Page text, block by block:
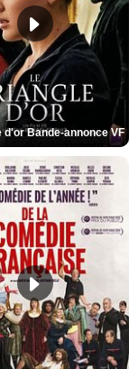
d'or Bande-annonce VF